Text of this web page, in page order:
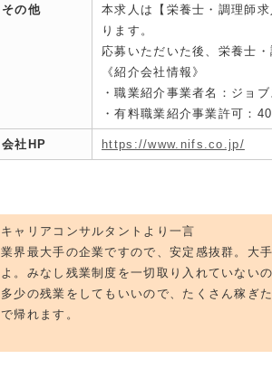
その他
本求人は【栄養士・調理師
ります。
応募いただいた後、栄養士
《紹介会社情報》
・職業紹介事業者名：ジョ
・有料職業紹介事業許可：
会社HP https://www.nifs.co.jp/
キャリアコンサルタントより一言
業界最大手の企業ですので、安定感抜群。大
よ。みなし残業制度を一切取り入れていない
多少の残業をしてもいいので、たくさん稼ぎ
で帰れます。